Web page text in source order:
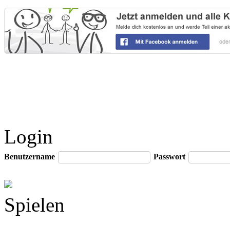
Login
Benutzername Passwort
Spielen